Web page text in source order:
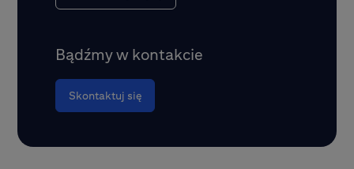
Bądźmy w kontakcie
Skontaktuj się